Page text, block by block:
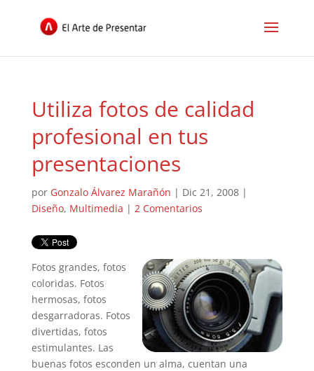
Utiliza fotos de calidad
profesional en tus
presentaciones
por Gonzalo Álvarez Marañón | Dic 21, 2008|
Diseño, Multimedia | 2 Comentarios
Fotos grandes, fotos
coloridas. Fotos
hermosas, fotos
desgarradoras. Fotos
divertidas, fotos
estimulantes. Las
buenas fotos esconden un alma, cuentan una